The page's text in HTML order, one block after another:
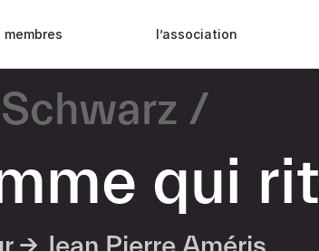
membres l’association
qui rit